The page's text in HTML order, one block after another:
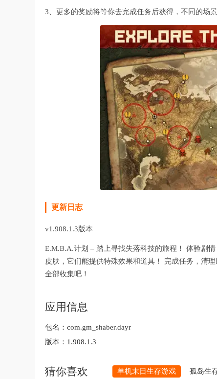
3、更多的奖励将等你去完成任务后获得，不同的场
更新日志
v1.908.1.3版本
E.M.B.A.计划 – 踏上寻找失落科技的旅程！ 体验剧
皮肤，它们能提供特殊效果和道具！ 完成任务，清
全部收集吧！
应用信息
包名： com.gm_shaber.dayr
版本： 1.908.1.3
猜你喜欢 单机末日生存游戏 孤岛生